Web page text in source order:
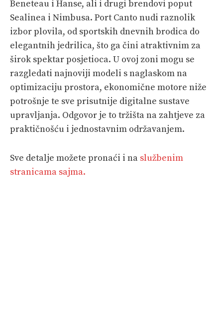
Beneteau i Hanse, ali i drugi brendovi poput
Sealinea i Nimbusa. Port Canto nudi raznolik
izbor plovila, od sportskih dnevnih brodica do
elegantnih jedrilica, što ga čini atraktivnim za
širok spektar posjetioca. U ovoj zoni mogu se
razgledati najnoviji modeli s naglaskom na
optimizaciju prostora, ekonomične motore niže
potrošnje te sve prisutnije digitalne sustave
upravljanja. Odgovor je to tržišta na zahtjeve za
praktičnošću i jednostavnim održavanjem.
Sve detalje možete pronaći i na službenim
stranicama sajma.